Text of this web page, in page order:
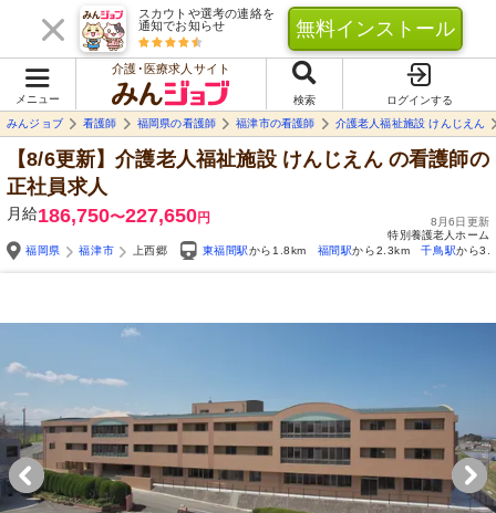
スカウトや選考の連絡を
通知でお知らせ
無料インストール
メニュー
介護･医療求人サイト
検索
ログインする
みんジョブ
看護師 福岡県の看護師 福津市の看護師 介護老人福祉施設 けんじえん
【8/6更新】介護老人福祉施設 けんじえんの看護師の
正社員求人
月給186,750〜227,650円
8月6日更新
特別養護老人ホーム
福岡県
福津市 上西郷 東福間駅から1.8km 福間駅から2.3km 千鳥駅から